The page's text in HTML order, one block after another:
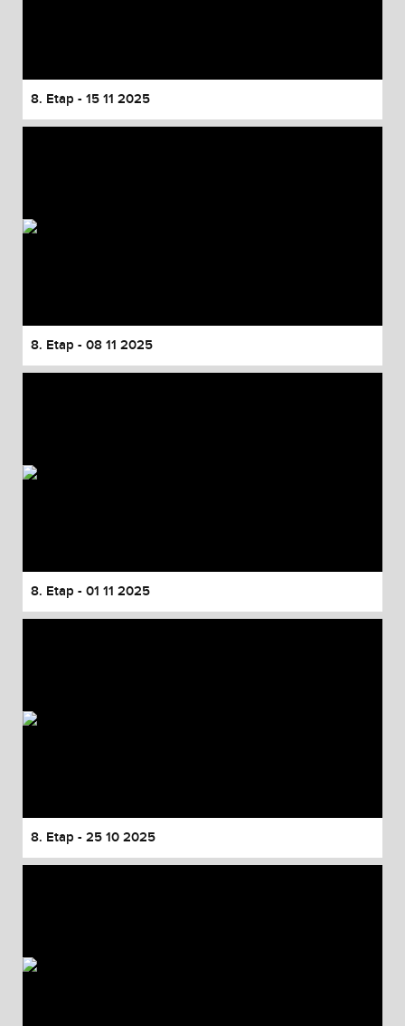
8. Etap - 15 11 2025
8. Etap - 08 11 2025
8. Etap - 01 11 2025
8. Etap - 25 10 2025